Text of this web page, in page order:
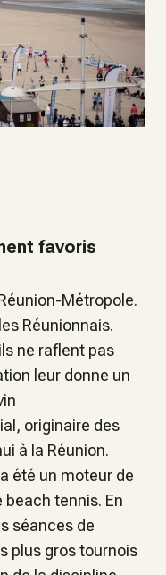
favoris
Métropole.
Réunionnais.
ne raflent pas
leur donne un
originaire des
à la Réunion.
été un moteur de
tennis. En
séances de
plus gros tournois